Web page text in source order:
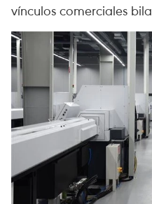
vínculos comerciales